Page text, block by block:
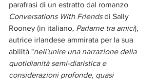
parafrasi di un estratto dal romanzo
Conversations With Friends di Sally
Rooney (in italiano, Parlarne tra amici),
autrice irlandese ammirata per la sua
abilità "nell'unire una narrazione della
quotidianità semi-diaristica e
considerazioni profonde, quasi